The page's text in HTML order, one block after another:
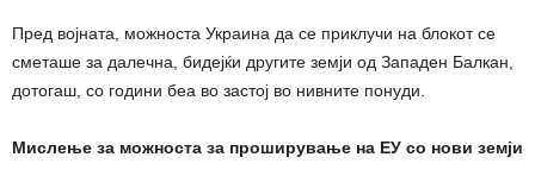
Пред војната, можноста Украина да се приклучи на блокот се
сметаше за далечна, бидејќи другите земји од Западен Балкан,
дотогаш, со години беа во застој во нивните понуди.
Мислење за можноста за проширување на ЕУ со нови земји